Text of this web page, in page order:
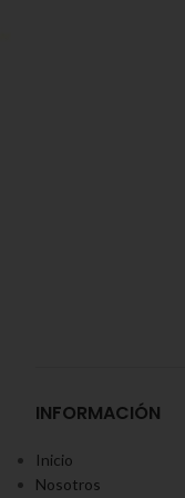
INFORMACIÓN
Inicio
Nosotros